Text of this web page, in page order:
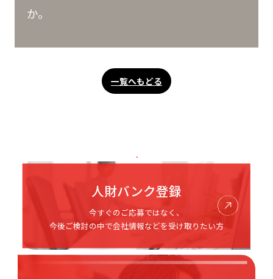
か。
一覧へもどる
人財バンク登録
今すぐのご応募ではなく、
今後ご検討の中で会社情報などを受け取りたい方